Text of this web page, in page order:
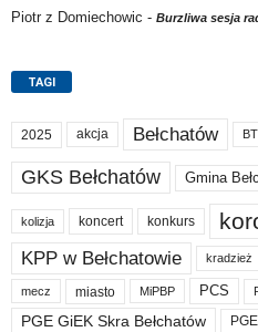
Piotr z Domiechowic - Burzliwa sesja
TAGI
2025 akcja Bełchatów
GKS Bełchatów Gmina
kolizja koncert konkurs
KPP w Bełchatowie kradzież
mecz miasto MiPBP PCS
PGE GiEK Skra Bełchatów